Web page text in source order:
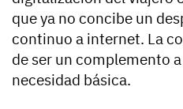
que ya no concibe un
continuo a internet. La
de ser un complemento
necesidad básica.